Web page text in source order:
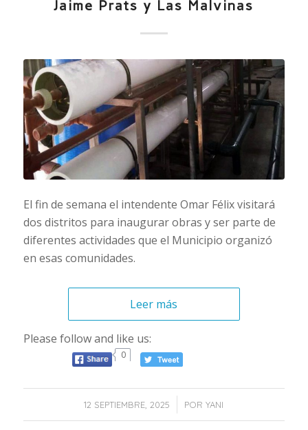
Jaime Prats y Las Malvinas
El fin de semana el intendente Omar Félix visitará
dos distritos para inaugurar obras y ser parte de
diferentes actividades que el Municipio organizó
en esas comunidades.
Leer más
Please follow and like us:
0
12 SEPTIEMBRE, 2025
/ PORYANI